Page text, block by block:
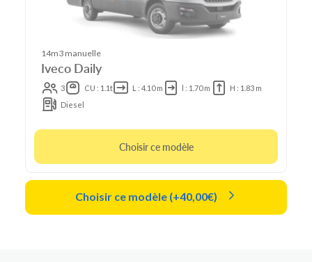
14m3 manuelle
Iveco Daily
3 CU : 1.1t L : 4.10 m l : 1.70 m
H : 1.83 m
Diesel
Choisir ce modèle
Choisir ce modèle (+40,00€)